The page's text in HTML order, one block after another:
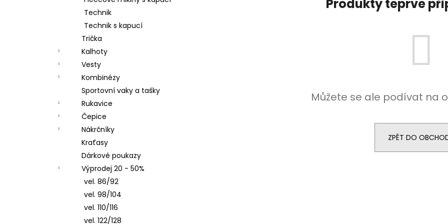
Technik
Technik s kapucí
Trička
Kalhoty
Vesty
Kombinézy
Sportovní vaky a tašky
Rukavice
Čepice
Nákrčníky
Kraťasy
Dárkové poukazy
Výprodej 20 - 50%
vel. 86/92
vel. 98/104
vel. 110/116
vel. 122/128
Produkty teprve
Můžete se ale podívat na
ZPĚT DO
LETNÍ DÁMSKÉ ŠATY SPORTY,
TYRKYSOVÉ ORNAMENTY
900 Kč
ČEPICE S OHRNUTÝM LEMEM, KOŇAK DÁMSKÝ
BALONOVÝ,
2 300 Kč